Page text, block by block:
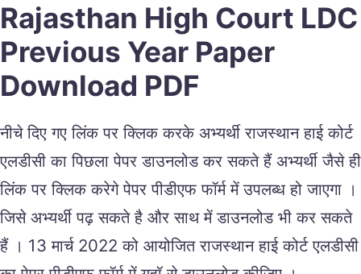
Rajasthan High Court LDC
Previous Year Paper
Download PDF
नीचे दिए गए लिंक पर क्लिक करके अभ्यर्थी राजस्थान हाई कोर्ट
एलडीसी का पिछला पेपर डाउनलोड कर सकते हैं अभ्यर्थी जैसे ही
लिंक पर क्लिक करेगे पेपर पीडीएफ फॉर्म में उपलब्ध हो जाएगा ।
जिसे अभ्यर्थी पढ़ सकते है और साथ में डाउनलोड भी कर सकते
हैं । 13 मार्च 2022 को आयोजित राजस्थान हाई कोर्ट एलडीसी